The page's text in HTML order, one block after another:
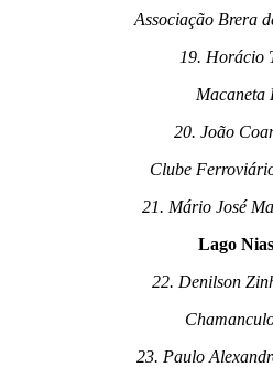
Associação Brera
19. Horácio
Macaneta
20. João
Clube
21. Mário José
Lago
22. Denilson
23. Paulo